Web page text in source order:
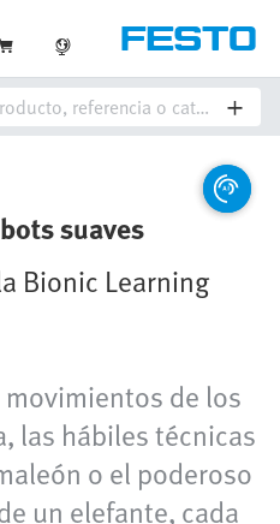
suaves
Bionic Learning
de los
las hábiles técnicas
o el poderoso
un elefante, cada